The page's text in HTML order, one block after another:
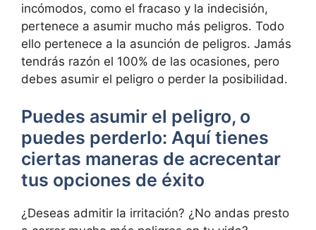
incómodos, como el fracaso y la indecisión,
pertenece a asumir mucho más peligros. Todo
ello pertenece a la asunción de peligros. Jamás
tendrás razón el 100% de las ocasiones, pero
debes asumir el peligro o perder la posibilidad.
Puedes asumir el peligro, o
puedes perderlo: Aquí tienes
ciertas maneras de acrecentar
tus opciones de éxito
¿Deseas admitir la irritación? ¿No andas presto